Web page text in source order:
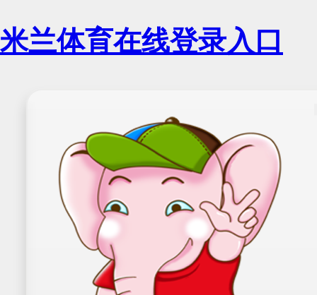
米兰体育在线登录入口